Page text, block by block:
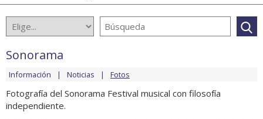
Sonorama
Información Noticias Fotos
Fotografía del Sonorama Festival musical con filosofía
independiente.